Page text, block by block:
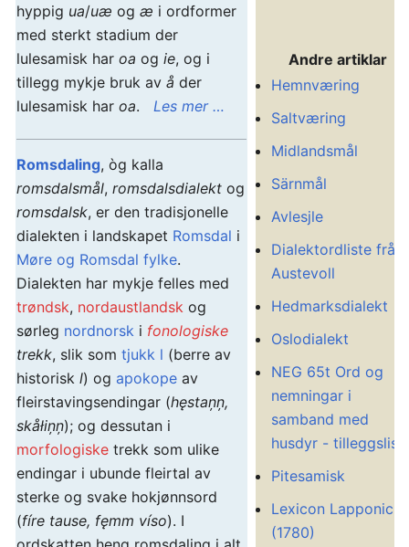
hyppig ua/uæ og æ i ordformer
med sterkt stadium der
lulesamisk har oa og ie, og i
tillegg mykje bruk av å der
lulesamisk har oa. Les mer …
Romsdaling, òg kalla
romsdalsmål, romsdalsdialekt og
romsdalsk, er den tradisjonelle
dialekten i landskapet Romsdal i
Møre og Romsdal fylke.
Dialekten har mykje felles med
trøndsk, nordaustlandsk og
sørleg nordnorsk i fonologiske
trekk, slik som tjukk l (berre av
historisk l) og apokope av
fleirstavingsendingar (hęstaņņ,
skåłiņņ); og dessutan i
morfologiske trekk som ulike
endingar i ubunde fleirtal av
sterke og svake hokjønnsord
(fíre tause, fęmm víso). I
Andre artiklar
Hemnværing
Saltværing
Midlandsmål
Särnmål
Avlesjle
Dialektordliste frå
Austevoll
Hedmarksdialekt
Oslodialekt
NEG 65t Ord og
nemningar i
samband med
husdyr -
Pitesamisk
Lexicon
(1780)